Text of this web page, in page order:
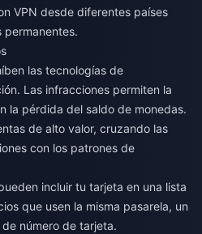
VPN desde diferentes países
permanentes.
las tecnologías de
Las infracciones permiten la
la pérdida del saldo de monedas.
de alto valor, cruzando las
con los patrones de
incluir tu tarjeta en una lista
que usen la misma pasarela, un
número de tarjeta.